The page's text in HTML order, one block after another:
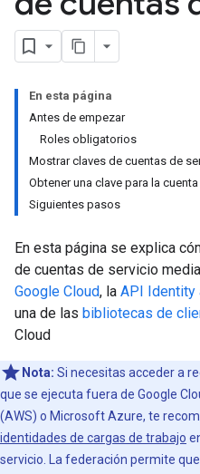
En esta página
Antes de empezar
Roles obligatorios
Mostrar claves de cuentas de
Obtener una clave para la
Siguientes pasos
En esta página se explica
de cuentas de servicio
Google Cloud, la API Identity
una de las bibliotecas de
Cloud
Nota: Si necesitas acceder a
que se ejecuta fuera de Google
(AWS) o Microsoft Azure, te
identidades de cargas de trabajo
servicio. La federación permite